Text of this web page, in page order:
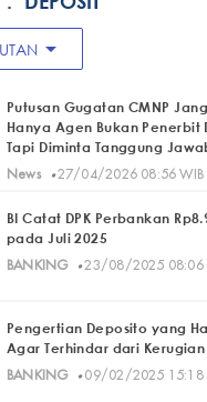
arrow_drop_down
Putusan Gugatan CMNP
Hanya Agen Bukan Penerbit
Tapi Diminta Tanggung
News· 27/04/2026 08:56 WIB
BI Catat DPK Perbankan
pada Juli 2025
BANKING· 23/08/2025 08:06
Pengertian Deposito yang
Agar Terhindar dari Kerugian
BANKING· 09/02/2025 15:18